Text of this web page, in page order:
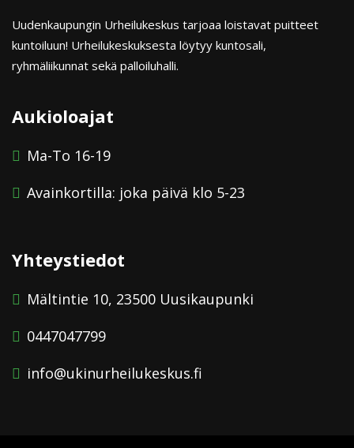
Uudenkaupungin Urheilukeskus tarjoaa loistavat puitteet
kuntoiluun! Urheilukeskuksesta löytyy kuntosali,
ryhmäliikunnat sekä palloiluhalli.
Aukioloajat
Ma-To 16-19
Avainkortilla: joka päivä klo 5-23
Yhteystiedot
Mältintie 10, 23500 Uusikaupunki
0447047799
info@ukinurheilukeskus.fi